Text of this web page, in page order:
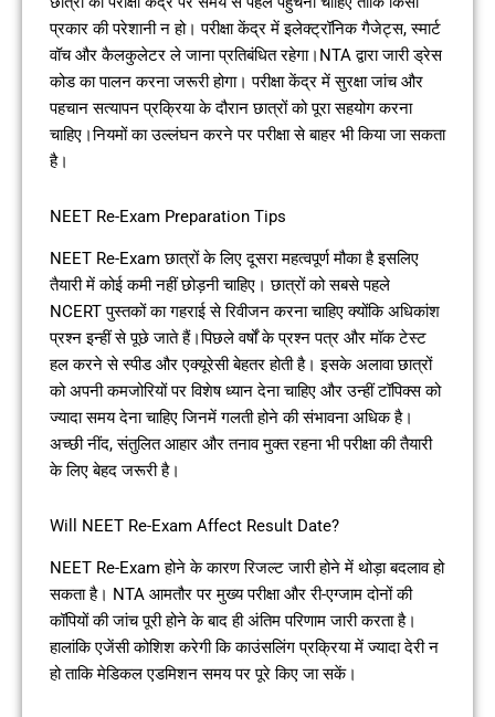
प्रकार की परेशानी न हो। परीक्षा केंद्र में इलेक्ट्रॉनिक गैजेट्स, स्मार्ट
वॉच और कैलकुलेटर ले जाना प्रतिबंधित रहेगा।NTA द्वारा जारी ड्रेस
कोड का पालन करना जरूरी होगा। परीक्षा केंद्र में सुरक्षा जांच और
पहचान सत्यापन प्रक्रिया के दौरान छात्रों को पूरा सहयोग करना
चाहिए।नियमों का उल्लंघन करने पर परीक्षा से बाहर भी किया जा सकता
है।
NEET Re-Exam Preparation Tips
NEET Re-Exam छात्रों के लिए दूसरा महत्वपूर्ण मौका है इसलिए
तैयारी में कोई कमी नहीं छोड़नी चाहिए। छात्रों को सबसे पहले
NCERT पुस्तकों का गहराई से रिवीजन करना चाहिए क्योंकि अधिकांश
प्रश्न इन्हीं से पूछे जाते हैं।पिछले वर्षों के प्रश्न पत्र और मॉक टेस्ट
हल करने से स्पीड और एक्यूरेसी बेहतर होती है। इसके अलावा छात्रों
को अपनी कमजोरियों पर विशेष ध्यान देना चाहिए और उन्हीं टॉपिक्स को
ज्यादा समय देना चाहिए जिनमें गलती होने की संभावना अधिक है।
अच्छी नींद, संतुलित आहार और तनाव मुक्त रहना भी परीक्षा की तैयारी
के लिए बेहद जरूरी है।
Will NEET Re-Exam Affect Result Date?
NEET Re-Exam होने के कारण रिजल्ट जारी होने में थोड़ा बदलाव हो
सकता है। NTA आमतौर पर मुख्य परीक्षा और री-एग्जाम दोनों की
कॉपियों की जांच पूरी होने के बाद ही अंतिम परिणाम जारी करता है।
हालांकि एजेंसी कोशिश करेगी कि काउंसलिंग प्रक्रिया में ज्यादा देरी न
हो ताकि मेडिकल एडमिशन समय पर पूरे किए जा सकें।